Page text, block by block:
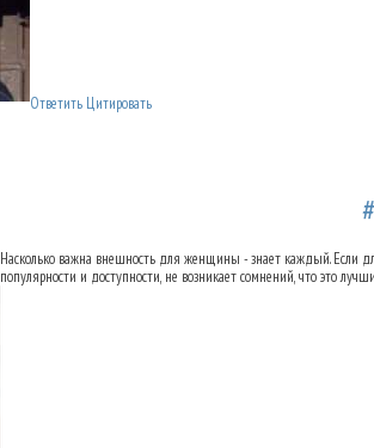
Ответить Цитировать
Насколько важна внешность для женщины - знает каждый. Если
популярности и доступности, не возникает сомнений, что это